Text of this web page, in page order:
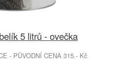
5 litrů - ovečka
- PŮVODNÍ CENA 315.- Kč